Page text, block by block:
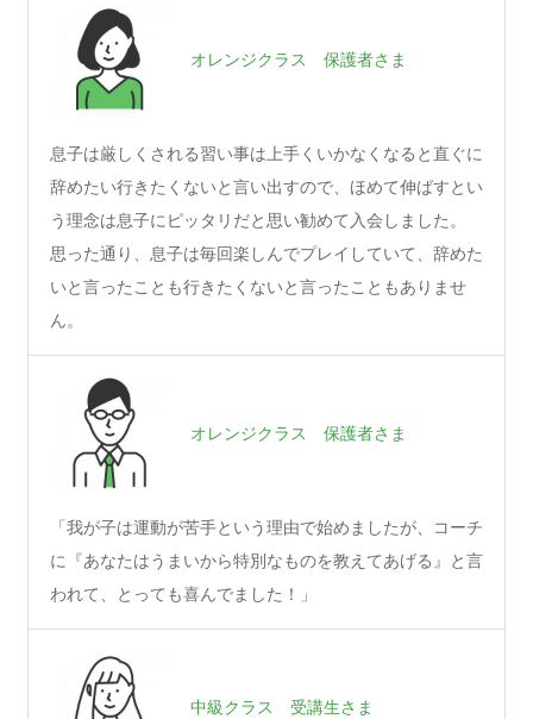
オレンジクラス 保護者さま
息子は厳しくされる習い事は上手くいかなくなると直ぐに
辞めたい行きたくないと言い出すので、ほめて伸ばすとい
う理念は息子にピッタリだと思い勧めて入会しました。
思った通り、息子は毎回楽しんでプレイしていて、辞めた
いと言ったことも行きたくないと言ったこともありませ
ん。
オレンジクラス 保護者さま
「我が子は運動が苦手という理由で始めましたが、コーチ
に『あなたはうまいから特別なものを教えてあげる』と言
われて、とっても喜んでました！」
中級クラス 受講生さま